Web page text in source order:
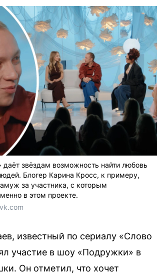
звёздам возможность найти любовь
Блогер Карина Кросс, к примеру,
за участника, с которым
в этом проекте.
известный по сериалу «Слово
участие в шоу «Подружки» в
Он отметил, что хочет